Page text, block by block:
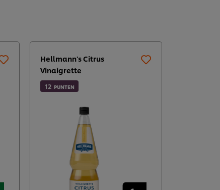
Hellmann's Citrus
Vinaigrette
12 PUNTEN